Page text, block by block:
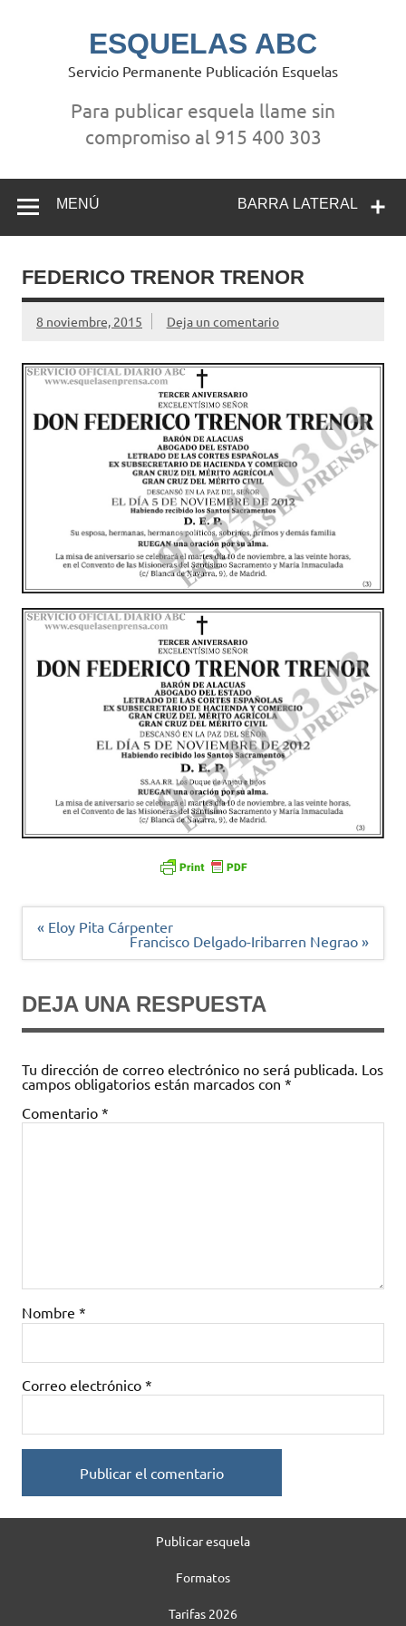
ESQUELAS ABC
Servicio Permanente Publicación Esquelas
Para publicar esquela llame sin
compromiso al 915 400 303
BARRA LATERAL
MENÚ
FEDERICO TRENOR TRENOR
8 noviembre, 2015 Deja un comentario
Navegación
« Eloy Pita Cárpenter
Francisco Delgado-Iribarren Negrao »
DEJA UNA RESPUESTA
Tu dirección de correo electrónico no será publicada. Los
campos obligatorios están marcados con *
Comentario *
Nombre *
Correo electrónico *
Publicar esquela
Formatos
Tarifas 2026